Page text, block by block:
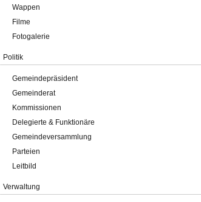
Wappen
Filme
Fotogalerie
Politik
Gemeindepräsident
Gemeinderat
Kommissionen
Delegierte & Funktionäre
Gemeindeversammlung
Parteien
Leitbild
Verwaltung